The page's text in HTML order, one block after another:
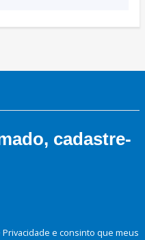
cadastre-
e consinto que meus